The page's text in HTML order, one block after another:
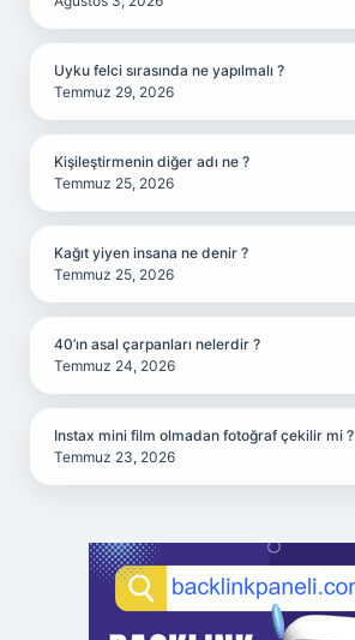
Uyku felci sırasında ne yapılmalı ?
Temmuz 29, 2026
Kişileştirmenin diğer adı ne ?
Temmuz 25, 2026
Kağıt yiyen insana ne denir ?
Temmuz 25, 2026
40’ın asal çarpanları nelerdir ?
Temmuz 24, 2026
Instax mini film olmadan fotoğraf çekilir mi ?
Temmuz 23, 2026